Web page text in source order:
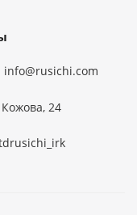
info@rusichi.com
Кожова, 24